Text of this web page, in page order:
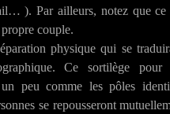
). Par ailleurs, notez que ce
couple.
physique qui se
Ce sortilège pour
peu comme les pôles
se repousseront